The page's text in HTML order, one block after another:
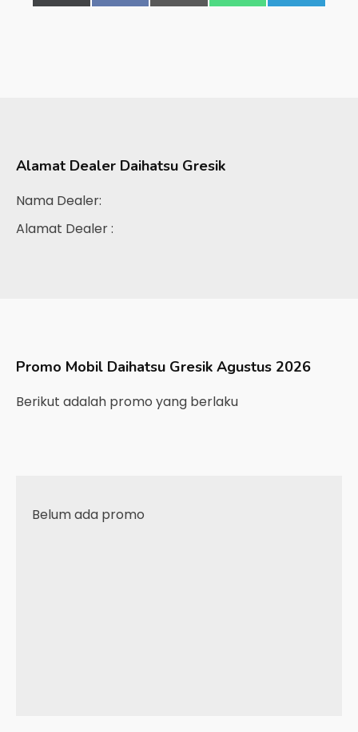
on
(Twitter)on on on on
Alamat Dealer Daihatsu Gresik
Nama Dealer:
Alamat Dealer :
Promo Mobil Daihatsu Gresik Agustus 2026
Berikut adalah promo yang berlaku
Belum ada promo